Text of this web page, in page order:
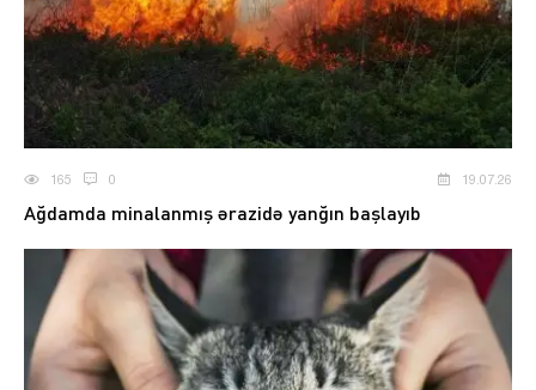
165 0 19.07.26
Ağdamda minalanmış ərazidə yanğın başlayıb